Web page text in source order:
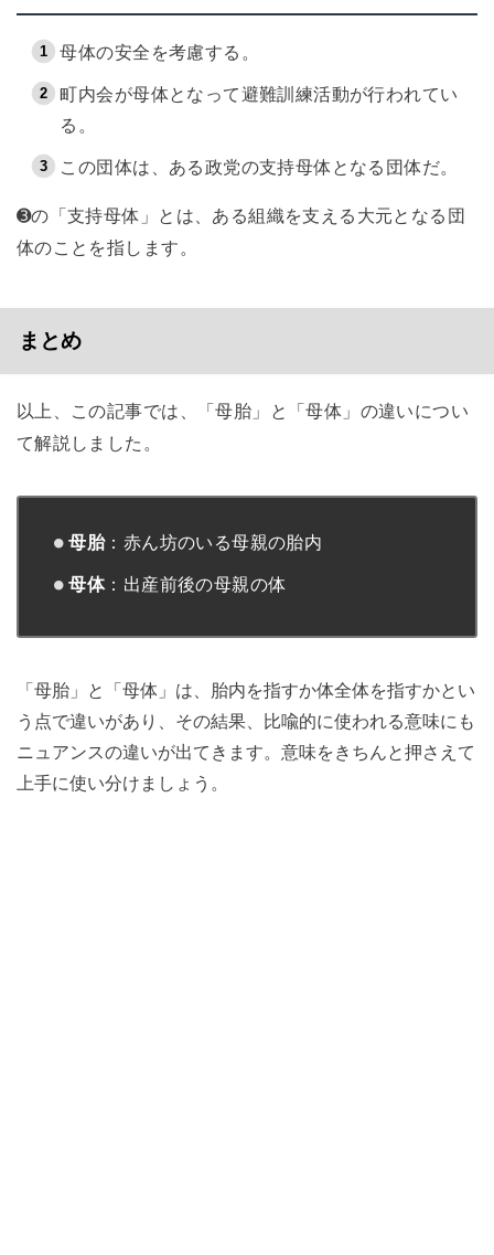
母体の安全を考慮する。
町内会が母体となって避難訓練活動が行われてい
る。
この団体は、ある政党の支持母体となる団体だ。
➌の「支持母体」とは、ある組織を支える大元となる団
体のことを指します。
まとめ
以上、この記事では、「母胎」と「母体」の違いについ
て解説しました。
母胎：赤ん坊のいる母親の胎内
母体：出産前後の母親の体
「母胎」と「母体」は、胎内を指すか体全体を指すかとい
う点で違いがあり、その結果、比喩的に使われる意味にも
ニュアンスの違いが出てきます。意味をきちんと押さえて
上手に使い分けましょう。